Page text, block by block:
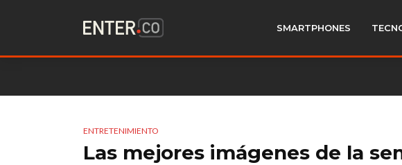
SMARTPHONES
ENTRETENIMIENTO
Las mejores imágenes de la